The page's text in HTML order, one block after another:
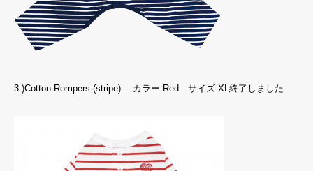
3 )Cotton Rompers (stripe) カラー:Red サイズ:XL終了しました